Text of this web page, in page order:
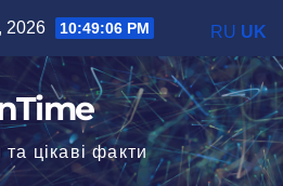
2026 10:49:08 PM
цікаві факти
RU UK